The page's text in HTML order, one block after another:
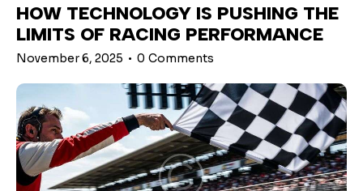
HOW TECHNOLOGY IS PUSHING THE
LIMITS OF RACING PERFORMANCE
November 6, 2025 0 Comments